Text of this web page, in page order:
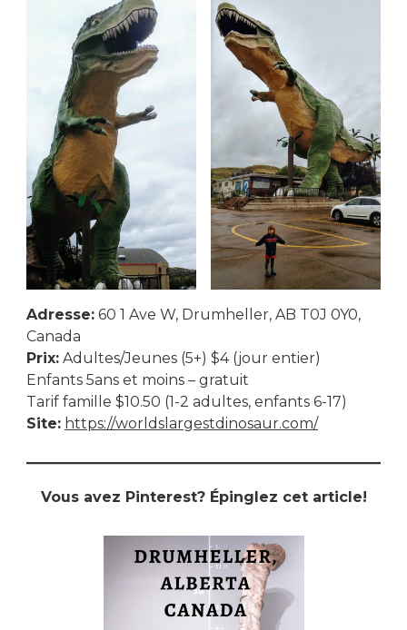
Adresse: 60 1 Ave W, Drumheller, AB T0J 0Y0,
Canada
Prix: Adultes/Jeunes (5+) $4 (jour entier)
Enfants 5ans et moins – gratuit
Tarif famille $10.50 (1-2 adultes, enfants 6-17)
Site: https://worldslargestdinosaur.com/
Vous avez Pinterest? Épinglez cet article!